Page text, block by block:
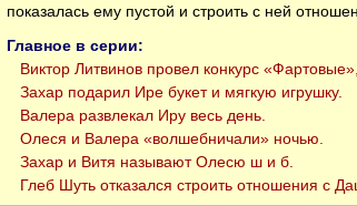
показалась ему пустой и строить с ней
Главное в серии:
Виктор Литвинов провел конкурс
Захар подарил Ире букет и мягкую игрушку.
Валера развлекал Иру весь день.
Олеся и Валера «волшебничали» ночью.
Захар и Витя называют Олесю ш и б.
Глеб Шуть отказался строить отношения с